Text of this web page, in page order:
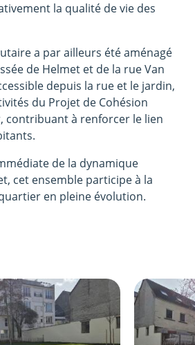
la qualité de vie des
a par ailleurs été aménagé
de Helmet et de la rue Van
depuis la rue et le jardin,
du Projet de Cohésion
contribuant à renforcer le lien
de la dynamique
cet ensemble participe à la
en pleine évolution.
Image